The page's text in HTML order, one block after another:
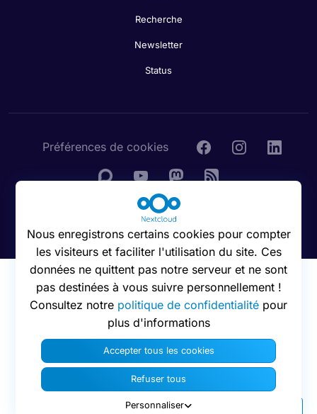
Recherche
Newsletter
Status
Préférences de cookies
Nous enregistrons certains cookies pour compter
les visiteurs et faciliter l'utilisation du site. Ces
données ne quittent pas notre serveur et ne sont
pas destinées à vous suivre personnellement !
Consultez notre politique de confidentialité pour
plus d'informations
Accepter tous les cookies
Refuser tous
Personnaliser